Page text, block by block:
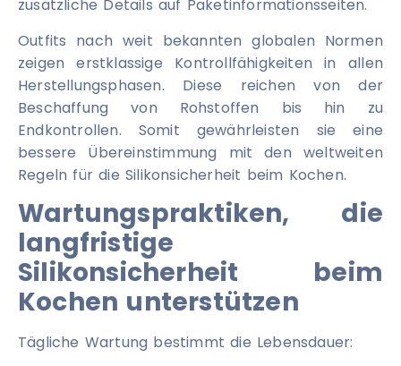
zusätzliche Details auf Paketinformationsseiten.
Outfits nach weit bekannten globalen Normen
zeigen erstklassige Kontrollfähigkeiten in allen
Herstellungsphasen. Diese reichen von der
Beschaffung von Rohstoffen bis hin zu
Endkontrollen. Somit gewährleisten sie eine
bessere Übereinstimmung mit den weltweiten
Regeln für die Silikonsicherheit beim Kochen.
Wartungspraktiken, die
langfristige
Silikonsicherheit beim
Kochen unterstützen
Tägliche Wartung bestimmt die Lebensdauer: